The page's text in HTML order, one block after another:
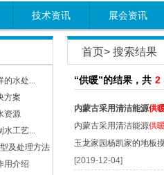
技术资讯 展会资讯
的水处...
方案
资源
水工艺...
及处理方法
用介绍
首页> 搜索结果
“供暖”的结果，共 2
内蒙古采用清洁能源供
内蒙古采用清洁能源供
玉龙家园杨凯家的地板
[2019-12-04]